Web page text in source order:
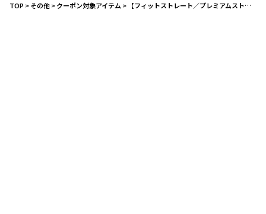
TOP>その他>クーポン対象アイテム > 【フィットストレート／プレミアムストレッチ】ツイルパンツ